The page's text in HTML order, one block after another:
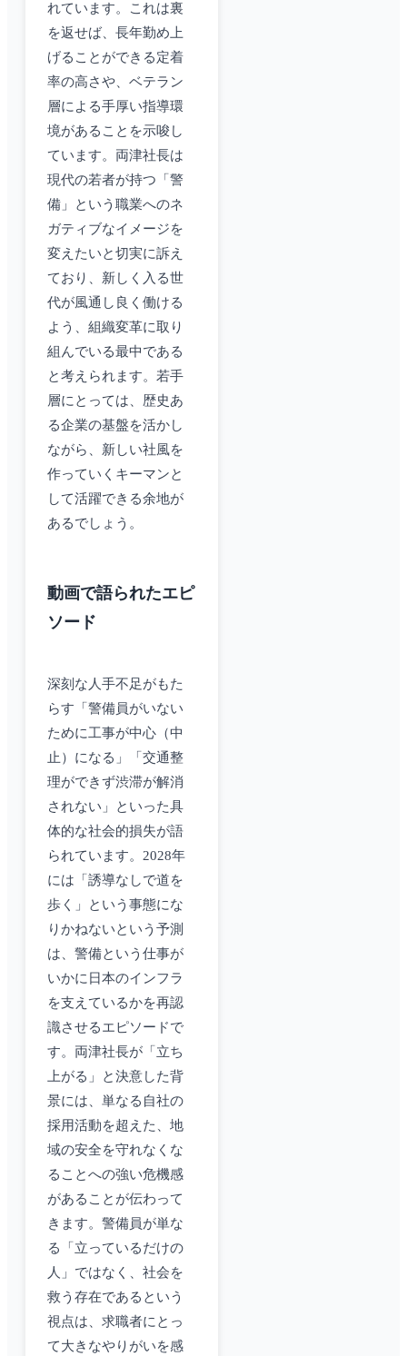
れています。これは裏
を返せば、長年勤め上
げることができる定着
率の高さや、ベテラン
層による手厚い指導環
境があることを示唆し
ています。両津社長は
現代の若者が持つ「警
備」という職業へのネ
ガティブなイメージを
変えたいと切実に訴え
ており、新しく入る世
代が風通し良く働ける
よう、組織変革に取り
組んでいる最中である
と考えられます。若手
層にとっては、歴史あ
る企業の基盤を活かし
ながら、新しい社風を
作っていくキーマンと
して活躍できる余地が
あるでしょう。
動画で語られたエピ
ソード
深刻な人手不足がもた
らす「警備員がいない
ために工事が中心（中
止）になる」「交通整
理ができず渋滞が解消
されない」といった具
体的な社会的損失が語
られています。2028年
には「誘導なしで道を
歩く」という事態にな
りかねないという予測
は、警備という仕事が
いかに日本のインフラ
を支えているかを再認
識させるエピソードで
す。両津社長が「立ち
上がる」と決意した背
景には、単なる自社の
採用活動を超えた、地
域の安全を守れなくな
ることへの強い危機感
があることが伝わって
きます。警備員が単な
る「立っているだけの
人」ではなく、社会を
救う存在であるという
視点は、求職者にとっ
て大きなやりがいを感